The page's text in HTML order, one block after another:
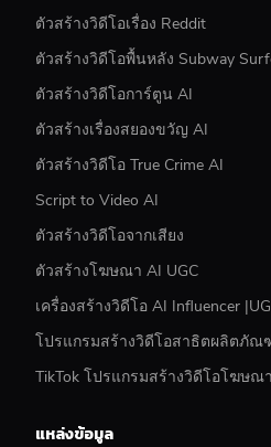
ตัวสร้างวิดีโอเรื่อง Reddit
ตัวสร้างวิดีโอพื้นหลัง Subway
ตัวสร้างวิดีโอการ์ตูน AI
ตัวสร้างเรื่องสยองขวัญ AI
ตัวสร้างวิดีโอ True Crime AI
Script to Video AI
ตัวสร้างวิดีโอจากเสียง
ตัวสร้างโฆษณา AI UGC
เครื่องสร้างวิดีโอ AI Influencer
โปรแกรมสร้างวิดีโอสาธิตผลิตภัณ
TikTok โปรแกรมสร้างวิดีโอโฆษ
แหล่งข้อมูล